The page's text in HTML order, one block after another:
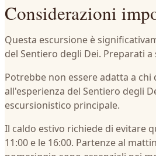
Considerazioni
Questa escursione è
del Sentiero degli Dei. Preparati
Potrebbe non essere adatta a chi
all'esperienza del Sentiero degli
escursionistico principale.
Il caldo estivo richiede di evitare
11:00 e le 16:00. Partenze al